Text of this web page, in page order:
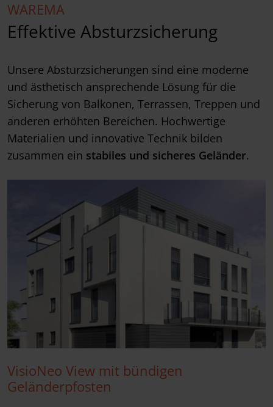
WAREMA
Effektive Absturzsicherung
Unsere Absturzsicherungen sind eine moderne
und ästhetisch ansprechende Lösung für die
Sicherung von Balkonen, Terrassen, Treppen und
anderen erhöhten Bereichen. Hochwertige
Materialien und innovative Technik bilden
zusammen ein stabiles und sicheres Geländer.
VisioNeo View mit bündigen
Geländerpfosten